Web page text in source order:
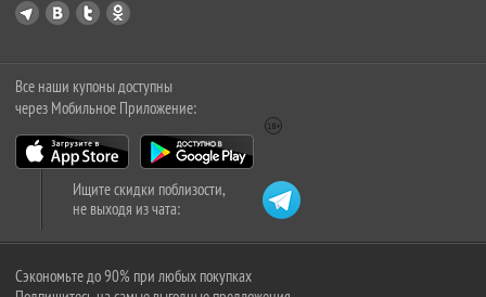
Все наши купоны доступны
через Мобильное Приложение:
Ищите скидки поблизости,
не выходя из чата:
Сэкономьте до 90% при любых покупках